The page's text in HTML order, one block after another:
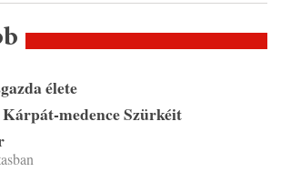
élete
medence Szürkéit